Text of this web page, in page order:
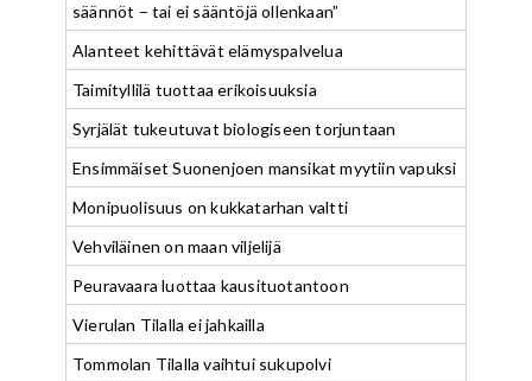
säännöt – tai ei sääntöjä ollenkaan”
Alanteet kehittävät elämyspalvelua
Taimityllilä tuottaa erikoisuuksia
Syrjälät tukeutuvat biologiseen torjuntaan
Ensimmäiset Suonenjoen mansikat myytiin vapuksi
Monipuolisuus on kukkatarhan valtti
Vehviläinen on maan viljelijä
Peuravaara luottaa kausituotantoon
Vierulan Tilalla ei jahkailla
Tommolan Tilalla vaihtui sukupolvi